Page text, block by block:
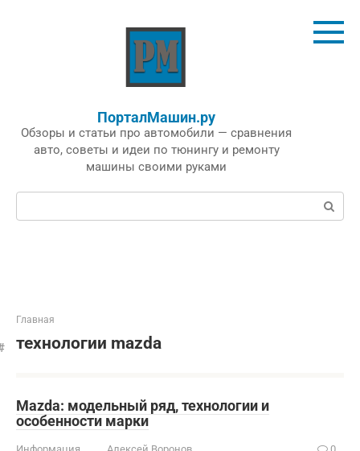
ПорталМашин.ру
Обзоры и статьи про автомобили — сравнения
авто, советы и идеи по тюнингу и ремонту
машины своими руками
Поиск:
Главная
технологии mazda
Mazda: модельный ряд, технологии и
особенности марки